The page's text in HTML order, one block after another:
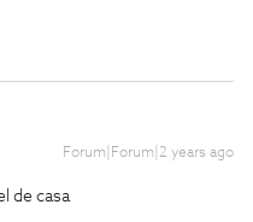
Forum|Forum|2 years ago
de casa